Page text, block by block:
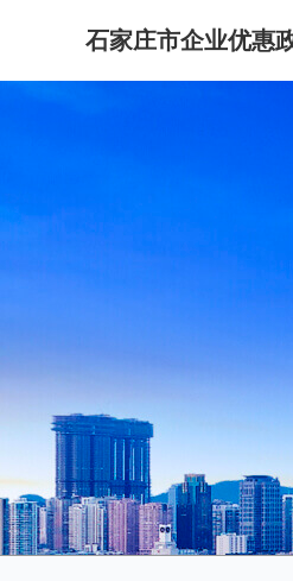
石家庄市企业优惠